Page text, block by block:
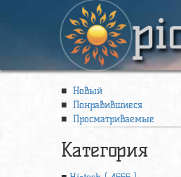
Новый
Понравившиеся
Просматриваемые
Категория